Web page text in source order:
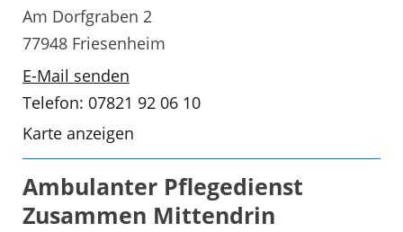
Am Dorfgraben 2
77948 Friesenheim
E-Mail senden
Telefon: 07821 92 06 10
Karte anzeigen
Ambulanter Pflegedienst
Zusammen Mittendrin